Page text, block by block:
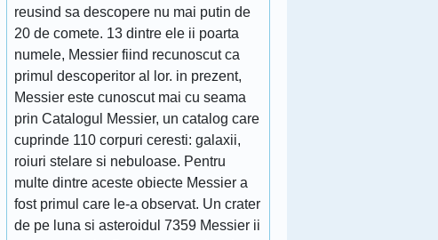
reusind sa descopere nu mai putin de
20 de comete. 13 dintre ele ii poarta
numele, Messier fiind recunoscut ca
primul descoperitor al lor. in prezent,
Messier este cunoscut mai cu seama
prin Catalogul Messier, un catalog care
cuprinde 110 corpuri ceresti: galaxii,
roiuri stelare si nebuloase. Pentru
multe dintre aceste obiecte Messier a
fost primul care le-a observat. Un crater
de pe luna si asteroidul 7359 Messier ii